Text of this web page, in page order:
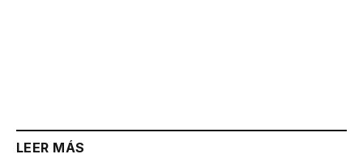
LEER MÁS